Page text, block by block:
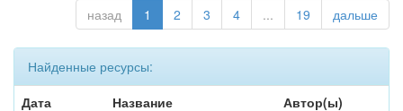
назад 1 2 3 4 ... 19 дальше
Найденные ресурсы:
Дата
Название Автор(ы)